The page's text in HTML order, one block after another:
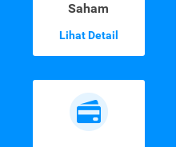
Saham
Lihat Detail